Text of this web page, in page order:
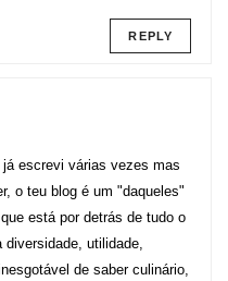
REPLY
escrevi várias vezes mas
o teu blog é um "daqueles"
está por detrás de tudo o
diversidade, utilidade,
de saber culinário,